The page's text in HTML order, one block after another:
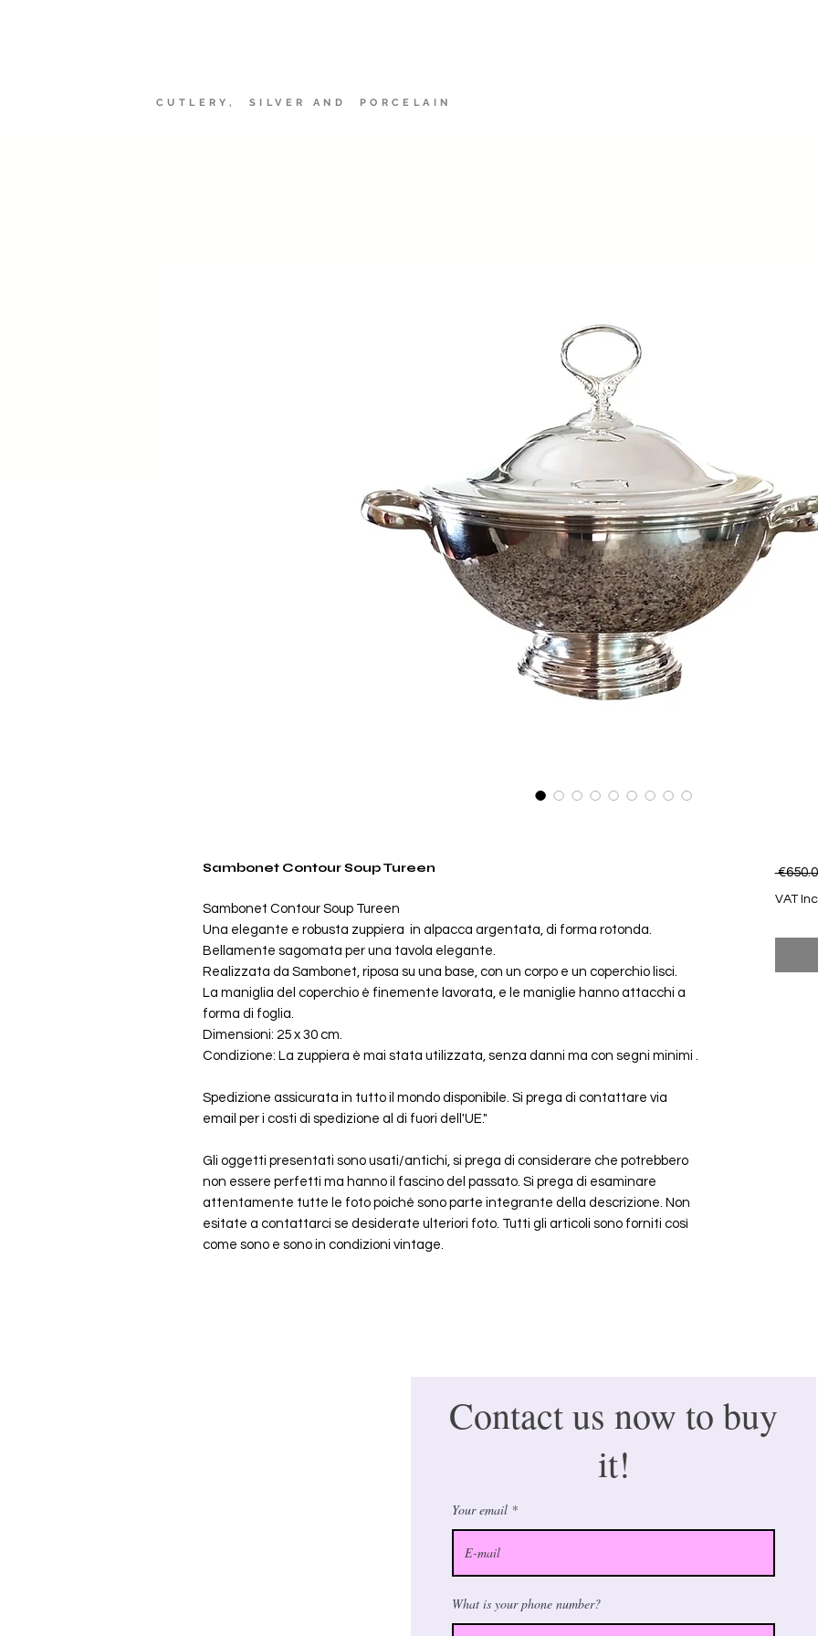
CUTLERY, SILVER AND PORCELAIN
Sambonet Contour Soup Tureen
Sambonet Contour Soup Tureen
Una elegante e robusta zuppiera in alpacca argentata, di forma rotonda.
Bellamente sagomata per una tavola elegante.
Realizzata da Sambonet, riposa su una base, con un corpo e un coperchio lisci.
La maniglia del coperchio è finemente lavorata, e le maniglie hanno attacchi a
forma di foglia.
Dimensioni: 25 x 30 cm.
Condizione: La zuppiera è mai stata utilizzata, senza danni ma con segni minimi .
Spedizione assicurata in tutto il mondo disponibile. Si prega di contattare via
email per i costi di spedizione al di fuori dell'UE."
Gli oggetti presentati sono usati/antichi, si prega di considerare che potrebbero
non essere perfetti ma hanno il fascino del passato. Si prega di esaminare
attentamente tutte le foto poiché sono parte integrante della descrizione. Non
esitate a contattarci se desiderate ulteriori foto. Tutti gli articoli sono forniti così
come sono e sono in condizioni vintage.
VAT
Contact us now to buy
it!
Your email
What is your phone number?